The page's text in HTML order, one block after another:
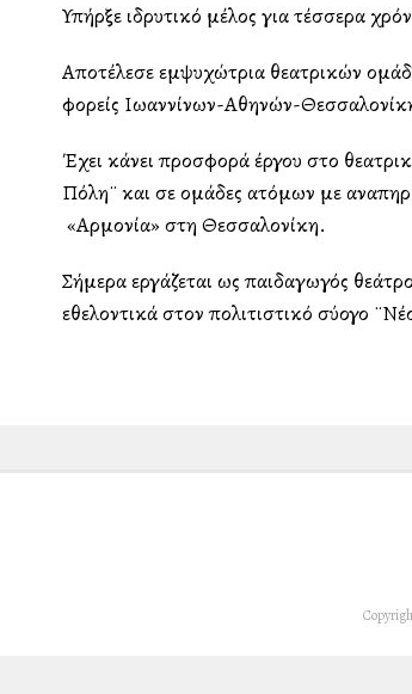
Υπήρξε ιδρυτικό μέλος για τέσσερα
Αποτέλεσε εμψυχώτρια θεατρικών
φορείς Ιωαννίνων-Αθηνών-
Έχει κάνει προσφορά έργου στο
Πόλη¨ και σε ομάδες ατόμων με
«Αρμονία» στη Θεσσαλονίκη.
Σήμερα εργάζεται ως παιδαγωγός
εθελοντικά στον πολιτιστικό σύλλογο